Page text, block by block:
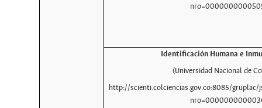
Identificación Humana e
(Universidad Nacional de
http://scienti.colciencias.gov.co:8085/gruplac/